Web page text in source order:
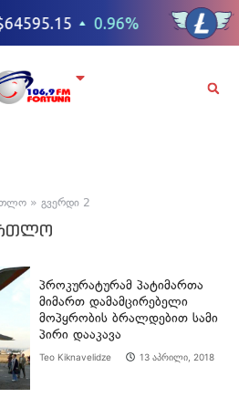
» გვერდი 2
პროკურატურამ პატიმართა
მიმართ დამამცირებელი
მოპყრობის ბრალდებით სამი
პირი დააკავა
Teo Kiknavelidze 13 აპრილი, 2018